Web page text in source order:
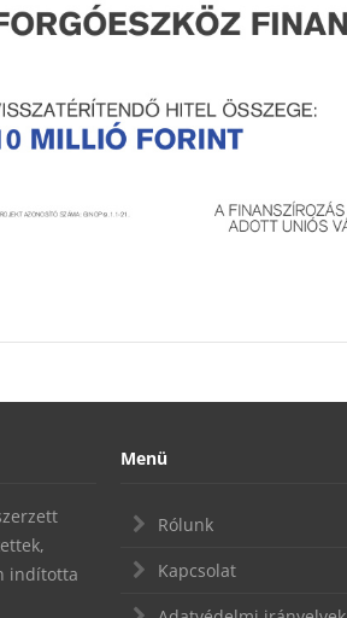
indította
Menü
Rólunk
Kapcsolat